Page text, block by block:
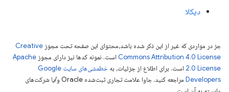
دیکلا
جز در مواردی که غیر از این ذکر شده باشد،‌محتوای این صفحه تحت مجوز Creative
Commons Attribution 4.0 License است. نمونه کدها نیز دارای مجوز Apache
2.0 License است. برای اطلاع از جزئیات، به
خطمشی‌های سایت Google
Developers‏
مراجعه کنید. جاوا علامت تجاری ثبت‌شده Oracle و/یا شرکت‌های